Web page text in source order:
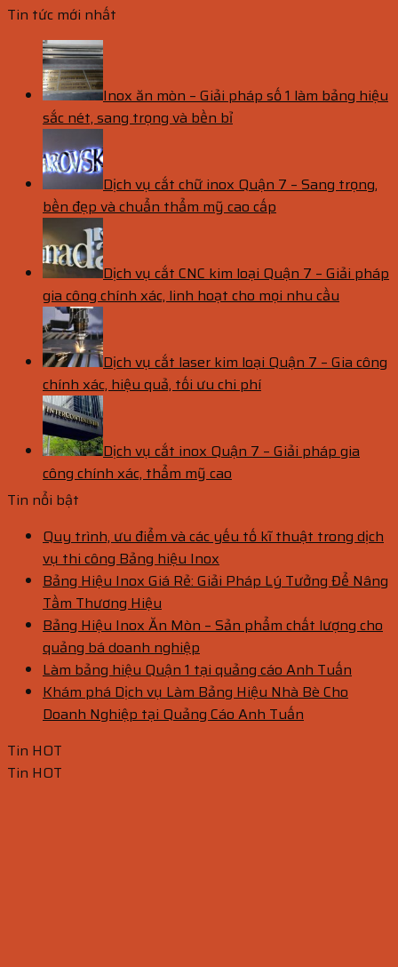
Tin tức mới nhất
Inox ăn mòn – Giải pháp số 1 làm bảng hiệu
sắc nét, sang trọng và bền bỉ
Dịch vụ cắt chữ inox Quận 7 – Sang trọng,
bền đẹp và chuẩn thẩm mỹ cao cấp
Dịch vụ cắt CNC kim loại Quận 7 – Giải pháp
gia công chính xác, linh hoạt cho mọi nhu cầu
Dịch vụ cắt laser kim loại Quận 7 – Gia công
chính xác, hiệu quả, tối ưu chi phí
Dịch vụ cắt inox Quận 7 – Giải pháp gia
công chính xác, thẩm mỹ cao
Tin nổi bật
Quy trình, ưu điểm và các yếu tố kĩ thuật trong dịch
vụ thi công Bảng hiệu Inox
Bảng Hiệu Inox Giá Rẻ: Giải Pháp Lý Tưởng Để Nâng
Tầm Thương Hiệu
Bảng Hiệu Inox Ăn Mòn – Sản phẩm chất lượng cho
quảng bá doanh nghiệp
Làm bảng hiệu Quận 1 tại quảng cáo Anh Tuấn
Khám phá Dịch vụ Làm Bảng Hiệu Nhà Bè Cho
Doanh Nghiệp tại Quảng Cáo Anh Tuấn
Tin HOT
Tin HOT